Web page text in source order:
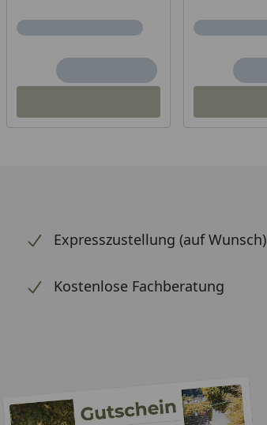
Expresszustellung (auf Wunsch)
Kostenlose Fachberatung